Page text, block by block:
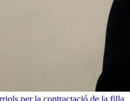
per la contractació de la filla